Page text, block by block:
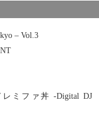
– Vol.3
レミファ丼 -Digital DJ